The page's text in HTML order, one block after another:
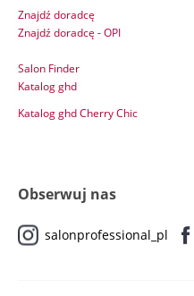
Znajdź doradcę
Znajdź doradcę - OPI
Salon Finder
Katalog ghd
Katalog ghd Cherry Chic
Obserwuj nas
salonprofessional_pl